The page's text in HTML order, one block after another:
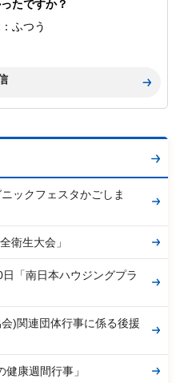
たですか？
ふつう
ックフェスタかごしま
衛生大会」
「南日本ハウジングプラ
)関連団体行事に係る後援
康週間行事」